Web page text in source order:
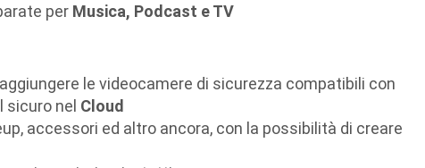
per Musica, Podcast e TV
le videocamere di sicurezza compatibili con
sicuro nel Cloud
accessori ed altro ancora, con la possibilità di creare